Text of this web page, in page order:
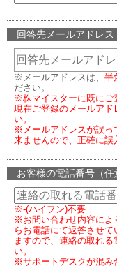
回答先メールアドレス
※メールアドレスは、 半
ださい。
※株マイスターに既にご
現在ご登録のメールアド
い。
※メールアドレスが誤っ
来ませんので、正確に誤
お客様の電話番号（任
※-(ハイフン)不要
※お問い合わせ内容によ
らお電話にて返答させ
ますので、連絡の取れ
い。
※サポートデスクが混み